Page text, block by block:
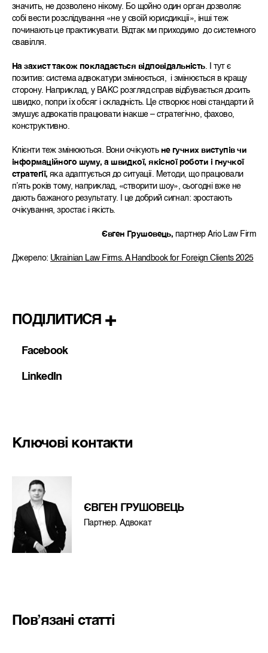
значить, не дозволено нікому. Бо щойно один орган дозволяє
собі вести розслідування «не у своїй юрисдикції», інші теж
починають це практикувати. Відтак ми приходимо до системного
свавілля.
На захист також покладається відповідальність. І тут є
позитив: система адвокатури змінюється, і змінюється в кращу
сторону. Наприклад, у ВАКС розгляд справ відбувається досить
швидко, попри їх обсяг і складність. Це створює нові стандарти й
змушує адвокатів працювати інакше – стратегічно, фахово,
конструктивно.
Клієнти теж змінюються. Вони очікують не гучних виступів чи
інформаційного шуму, а швидкої, якісної роботи і гнучкої
стратегії, яка адаптується до ситуації. Методи, що працювали
п’ять років тому, наприклад, «створити шоу», сьогодні вже не
дають бажаного результату. І це добрий сигнал: зростають
очікування, зростає і якість.
Євген Грушовець, партнер Ario Law Firm
Джерело: Ukrainian Law Firms. A Handbook for Foreign Clients 2025
ПОДІЛИТИСЯ
Facebook
LinkedIn
Ключові контакти
ЄВГЕН ГРУШОВЕЦЬ
Партнер. Адвокат
Пов’язані статті